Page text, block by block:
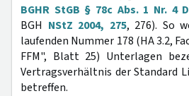
BGHR StGB § 78c Abs. 1 Nr. 4
BGH NStZ 2004, 275, 276). So
laufenden Nummer 178 (HA 3.2,
FFM", Blatt 25) Unterlagen
Vertragsverhältnis der Standard
betreffen.